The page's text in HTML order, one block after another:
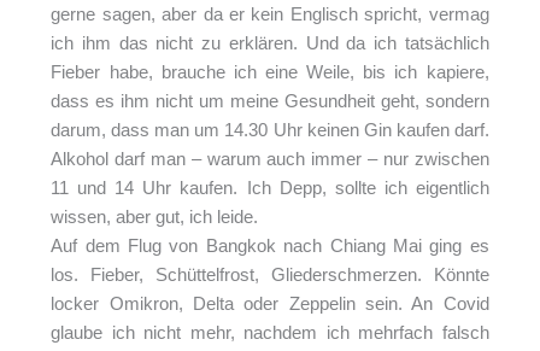
gerne sagen, aber da er kein Englisch spricht, vermag
ich ihm das nicht zu erklären. Und da ich tatsächlich
Fieber habe, brauche ich eine Weile, bis ich kapiere,
dass es ihm nicht um meine Gesundheit geht, sondern
darum, dass man um 14.30 Uhr keinen Gin kaufen darf.
Alkohol darf man – warum auch immer – nur zwischen
11 und 14 Uhr kaufen. Ich Depp, sollte ich eigentlich
wissen, aber gut, ich leide.
Auf dem Flug von Bangkok nach Chiang Mai ging es
los. Fieber, Schüttelfrost, Gliederschmerzen. Könnte
locker Omikron, Delta oder Zeppelin sein. An Covid
glaube ich nicht mehr, nachdem ich mehrfach falsch